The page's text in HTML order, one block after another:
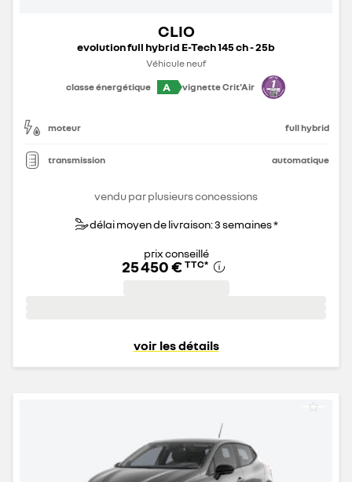
CLIO
evolution full hybrid E-Tech 145 ch - 25b
Véhicule neuf
classe énergétique
A vignette Crit'Air
moteur full hybrid
transmission automatique
vendu par plusieurs concessions
délai moyen de livraison: 3 semaines *
prix conseillé
25 450 € TTC*
voir les détails